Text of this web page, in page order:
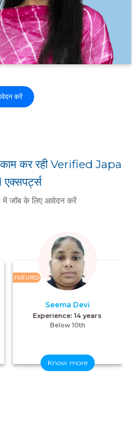
करें
कर रही Verified Japa
में जॉब के लिए आवेदन करें
FEATURED
Seema Devi
Experience:14 years
Below 10th
Know more